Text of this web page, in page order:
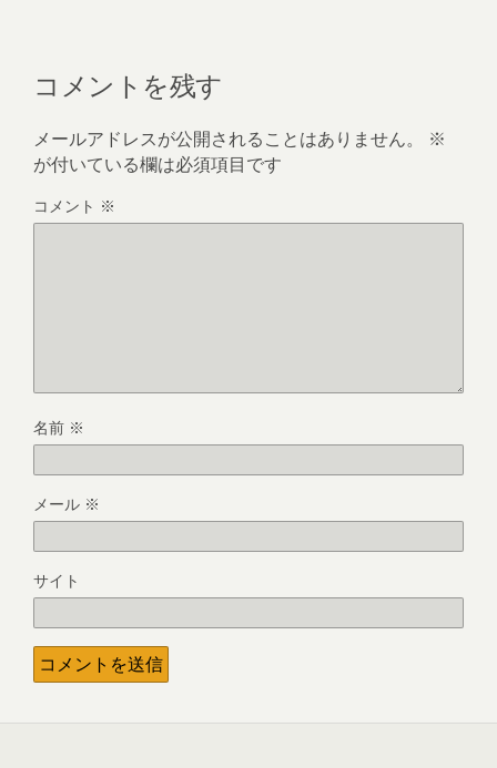
コメントを残す
メールアドレスが公開されることはありません。
※
が付いている欄は必須項目です
コメント ※
名前 ※
メール ※
サイト